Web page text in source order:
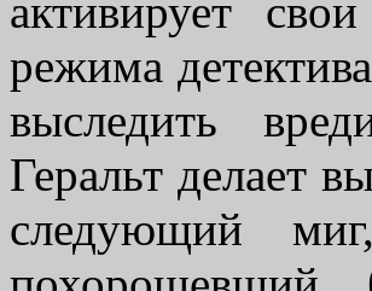
активирует
режима
выследить
Геральт делает
следующий